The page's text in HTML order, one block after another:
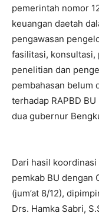
pemerintah nomor
keuangan daetah
pengawasan
fasilitasi, konsultasi,
penelitian dan
pembahasan belum
terhadap RAPBD
dua gubernur
Dari hasil koordinasi
pemkab BU dengan
(jum’at 8/12),
Drs. Hamka Sabri,